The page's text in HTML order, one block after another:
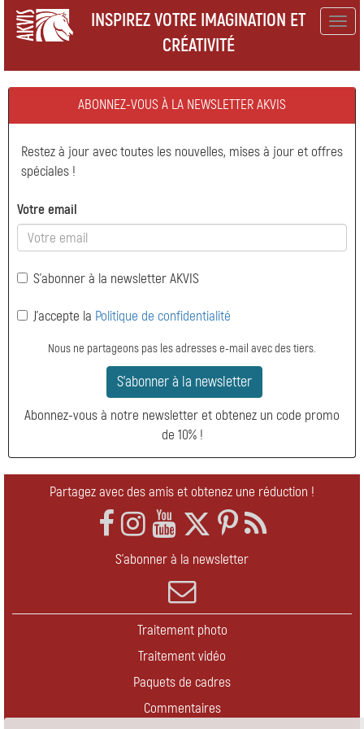
INSPIREZ VOTRE IMAGINATION ET
CRÉATIVITÉ
ABONNEZ-VOUS À LA NEWSLETTER AKVIS
Restez à jour avec toutes les nouvelles, mises à jour et offres
spéciales !
Votre email
S'abonner à la newsletter AKVIS
J'accepte la Politique de confidentialité
Nous ne partageons pas les adresses e-mail avec des tiers.
S'abonner à la newsletter
Abonnez-vous à notre newsletter et obtenez un code promo
de 10% !
Partagez avec des amis et obtenez une réduction !
S'abonner à la newsletter
Traitement photo
Traitement vidéo
Paquets de cadres
Commentaires